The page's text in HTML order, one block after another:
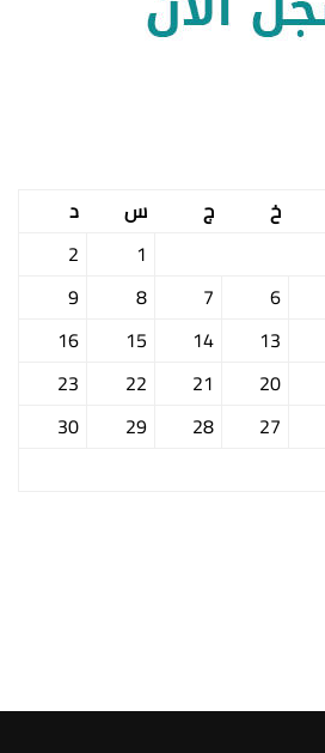
خ ج س
د
1
2
6
7
8
9
13
14
15
16
20
21
22
23
27
28
29
30